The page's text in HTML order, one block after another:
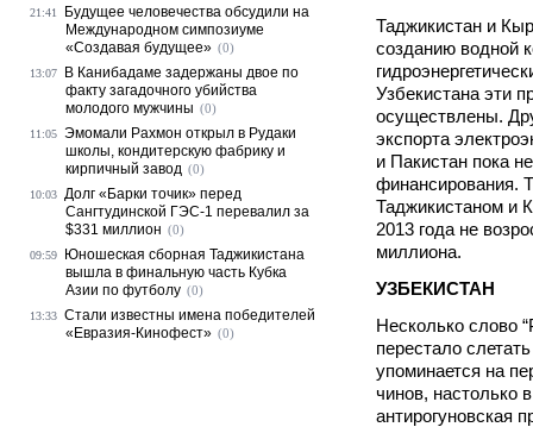
Таджикистан и
созданию водной
Узбекистана эти
осуществлены.
экспорта
и Пакистан пока
финансирования.
Таджикистаном и
2013 года не
миллиона.
УЗБЕКИСТАН
Несколько слово
перестало
упоминается на
чинов, настолько
антирогуновская
21:41
Будущее человечества обсудили на
Международном симпозиуме
«Создавая будущее» (0)
13:07
В Канибадаме задержаны двое по
факту загадочного убийства
молодого мужчины (0)
11:05 Эмомали Рахмон открыл в Рудаки
школы, кондитерскую фабрику и
кирпичный завод (0)
10:03 Долг «Барки точик» перед
Сангтудинской ГЭС-1 перевалил за
$331 миллион (0)
09:59
Юношеская сборная Таджикистана
вышла в финальную часть Кубка
Азии по футболу (0)
13:33 Стали известны имена победителей
«Евразия-Кинофест» (0)